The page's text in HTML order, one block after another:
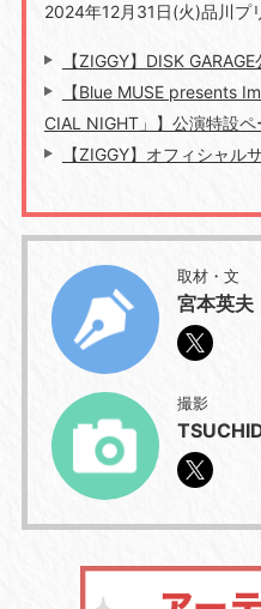
2024年12月31日(火)品川プ
【ZIGGY】DISK
【Blue MUSE presents
CIAL NIGHT」】公演特設ペ
【ZIGGY】オフィシャル
取材・文
宮本英夫
撮影